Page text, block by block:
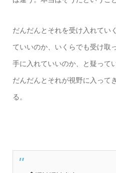
だんだんとそれを受け入れてい
ていいのか、いくらでも受け取
手に入れていいのか、と疑って
だんだんとそれが視野に入って
る。